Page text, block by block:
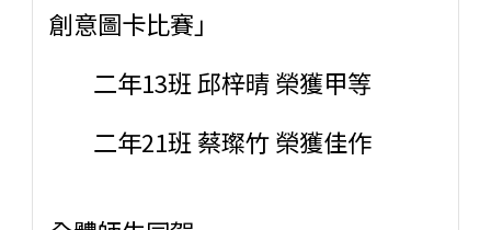
創意圖卡比賽」
二年13班 邱梓晴 榮獲甲等
二年21班 蔡璨竹 榮獲佳作